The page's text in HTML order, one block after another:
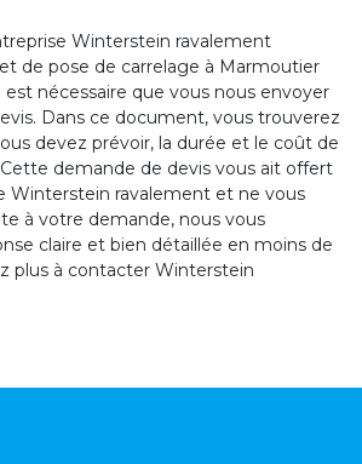
Winterstein ravalement
de pose de carrelage à Marmoutier
est nécessaire que vous nous envoyer
Dans ce document, vous trouverez
devez prévoir, la durée et le coût de
demande de devis vous ait offert
Winterstein ravalement et ne vous
à votre demande, nous vous
claire et bien détaillée en moins de
plus à contacter Winterstein